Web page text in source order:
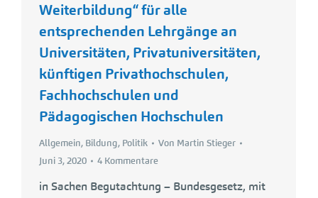
Weiterbildung“ für alle
entsprechenden Lehrgänge an
Universitäten, Privatuniversitäten,
künftigen Privathochschulen,
Fachhochschulen und
Pädagogischen Hochschulen
Allgemein, Bildung, Politik Von Martin Stieger
Juni 3, 2020
4 Kommentare
in Sachen Begutachtung – Bundesgesetz, mit